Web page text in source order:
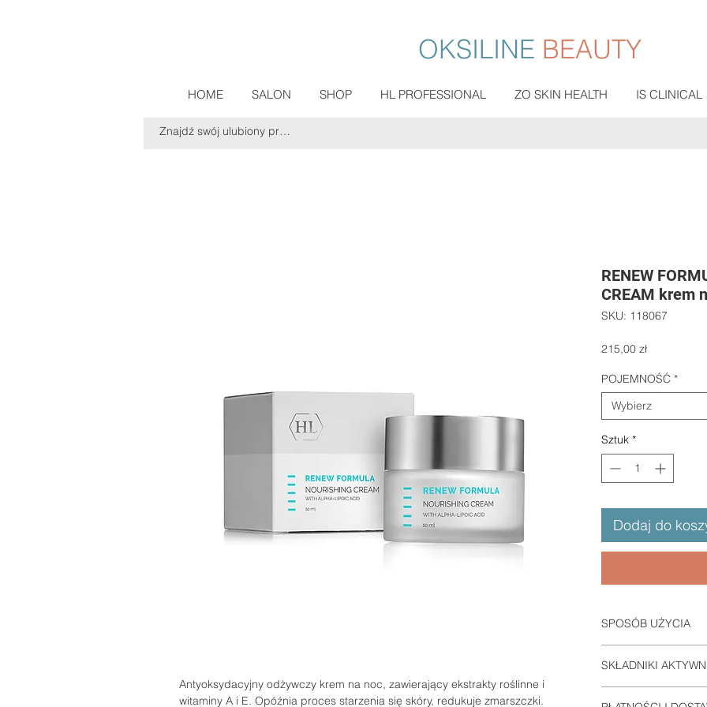
OKSILINE BEAUTY
HOME SALON SHOP HL PROFESSIONAL ZO SKIN HEALTH IS CLINICAL
Antyoksydacyjny odżywczy krem na noc, zawierający ekstrakty roślinne i
witaminy A i E. Opóźnia proces starzenia się skóry, redukuje zmarszczki.
RENEW
CREAM krem
SKU: 118067
215,00 złCena
POJEMNOŚĆ *
Wybierz
Sztuk *
Dodaj do
SPOSÓB UŻYCIA
dziennie lub zgodnie
SKŁADNIKI